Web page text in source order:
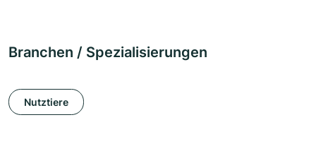
Branchen / Spezialisierungen
Nutztiere